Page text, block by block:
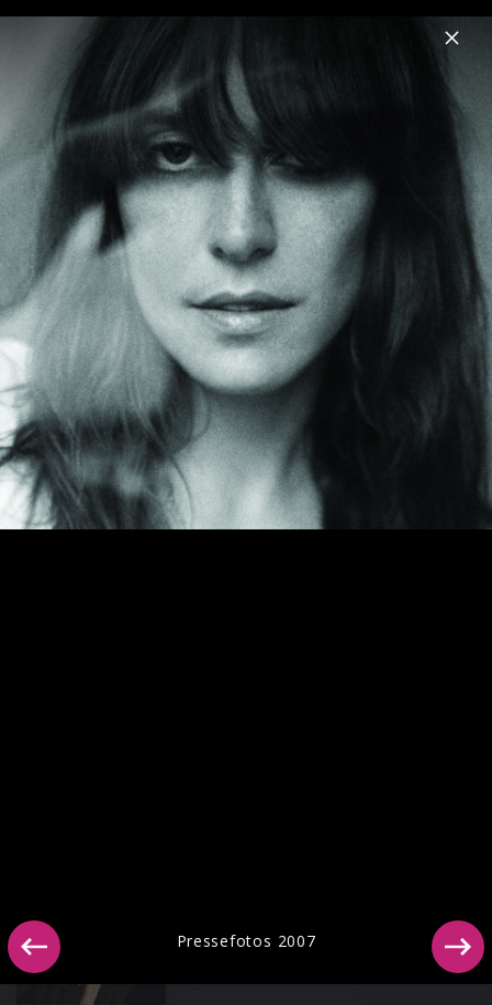
Menu
Feist
Home News Musik Videos Fotos Biografie
Album-Artwork „Multitudes“ (2023)
Pressebilder "Multitudes" 2023
Pressefotos 2007